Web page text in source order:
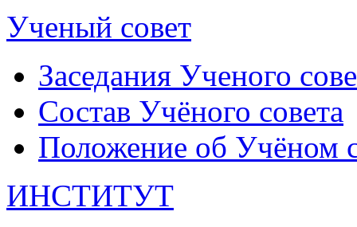
Ученый совет
Заседания Ученого
Состав Учёного совета
Положение об Учёном
ИНСТИТУТ